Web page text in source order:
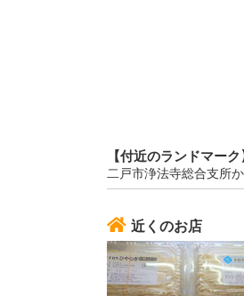
【付近のランドマーク
二戸市浄法寺総合支所
近くのお店